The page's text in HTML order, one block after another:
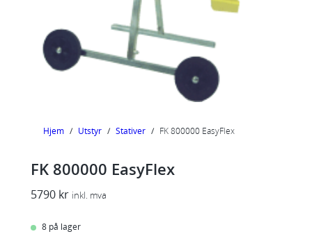
Hjem / Utstyr / Stativer / FK 800000 EasyFlex
FK 800000 EasyFlex
5790 kr inkl. mva
8 på lager